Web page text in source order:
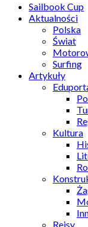
Sailbook Cup
Aktualności
Polska
Świat
Surfing
Artykuły
Kultura
Rejsy